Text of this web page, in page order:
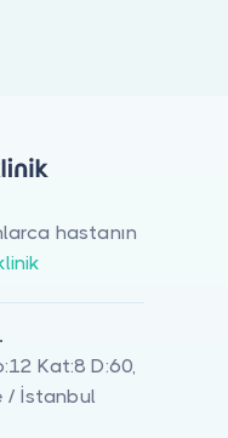
hastanın
Kat:8 D:60,
/ İstanbul